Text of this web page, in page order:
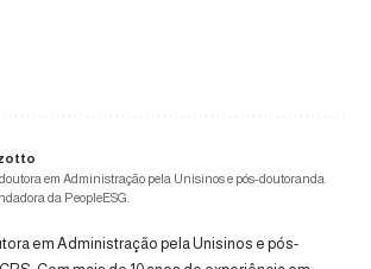
em Administração pela Unisinos e pós-doutoranda
da PeopleESG.
em Administração pela Unisinos e pós-